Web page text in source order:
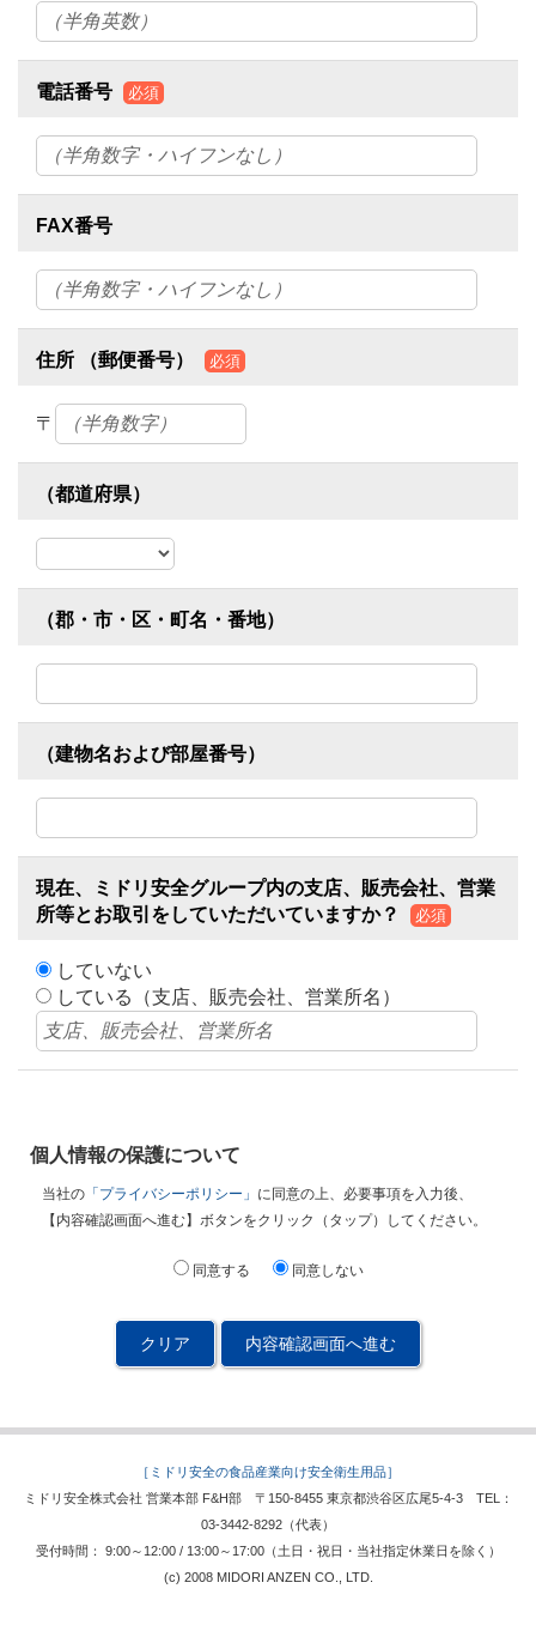
電話番号 必須
FAX番号
住所 （郵便番号） 必須
〒
（都道府県）
（郡・市・区・町名・番地）
（建物名および部屋番号）
現在、ミドリ安全グループ内の支店、販売会社、営業
所等とお取引をしていただいていますか？
必須
していない
している（支店、販売会社、営業所名）
個人情報の保護について
当社の 「プライバシーポリシー」 に同意の上、必要事項を入力後、
【内容確認画面へ進む】ボタンをクリック（タップ）してください。
同意する 同意しない
内容確認画面へ進む
［ミドリ安全の食品産業向け安全衛生用品］
ミドリ安全株式会社 営業本部 F&H部 〒150-8455 東京都渋谷区広尾5-4-3 TEL：
03-3442-8292（代表）
受付時間： 9:00～12:00 / 13:00～17:00（土日・祝日・当社指定休業日を除く）
(c) 2008 MIDORI ANZEN CO., LTD.